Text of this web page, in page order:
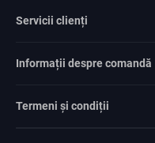
Servicii clienți
Informații despre comandă
Termeni și condiții